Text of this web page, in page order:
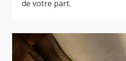
de votre part.